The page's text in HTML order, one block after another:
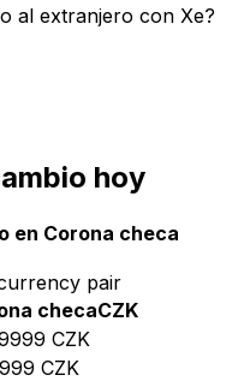
al extranjero con Xe?
hoy
en Corona checa
pair
checaCZK
CZK
CZK